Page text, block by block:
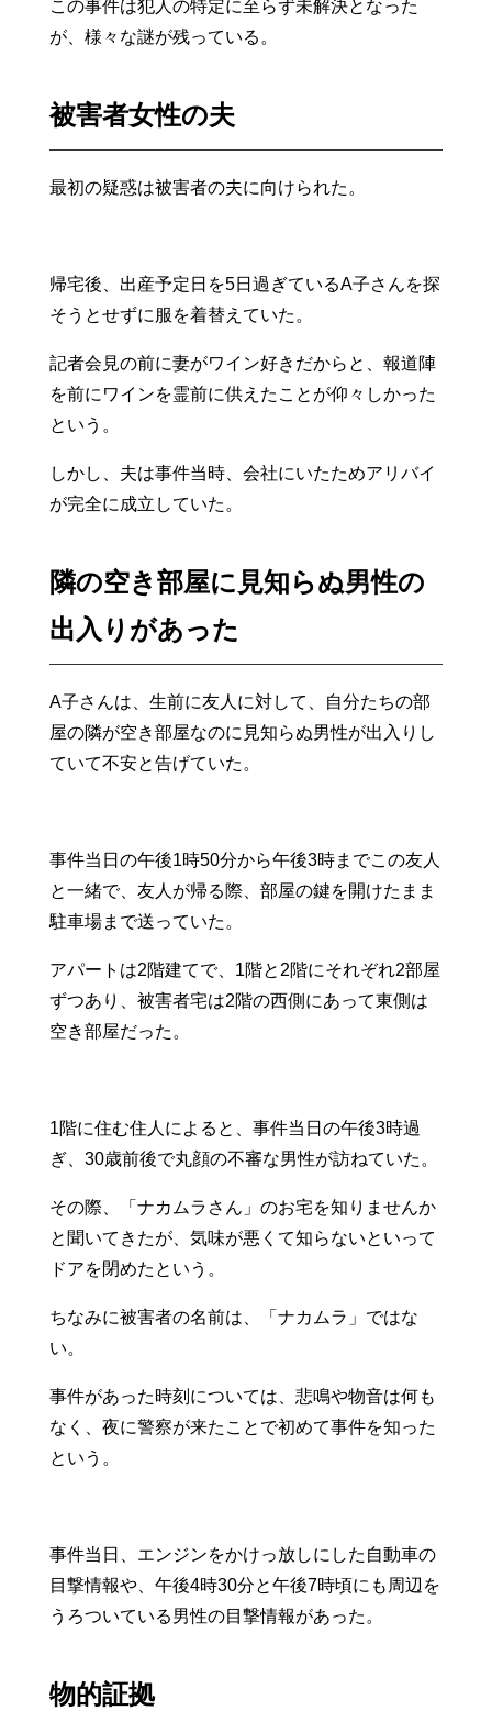
この事件は犯人の特定に至らず未解決となった
が、様々な謎が残っている。
被害者女性の夫
最初の疑惑は被害者の夫に向けられた。
帰宅後、出産予定日を5日過ぎているA子さんを探
そうとせずに服を着替えていた。
記者会見の前に妻がワイン好きだからと、報道陣
を前にワインを霊前に供えたことが仰々しかった
という。
しかし、夫は事件当時、会社にいたためアリバイ
が完全に成立していた。
隣の空き部屋に見知らぬ男性の
出入りがあった
A子さんは、生前に友人に対して、自分たちの部
屋の隣が空き部屋なのに見知らぬ男性が出入りし
ていて不安と告げていた。
事件当日の午後1時50分から午後3時までこの友人
と一緒で、友人が帰る際、部屋の鍵を開けたまま
駐車場まで送っていた。
アパートは2階建てで、1階と2階にそれぞれ2部屋
ずつあり、被害者宅は2階の西側にあって東側は
空き部屋だった。
1階に住む住人によると、事件当日の午後3時過
ぎ、30歳前後で丸顔の不審な男性が訪ねていた。
その際、「ナカムラさん」のお宅を知りませんか
と聞いてきたが、気味が悪くて知らないといって
ドアを閉めたという。
ちなみに被害者の名前は、「ナカムラ」ではな
い。
事件があった時刻については、悲鳴や物音は何も
なく、夜に警察が来たことで初めて事件を知った
という。
事件当日、エンジンをかけっ放しにした自動車の
目撃情報や、午後4時30分と午後7時頃にも周辺を
うろついている男性の目撃情報があった。
物的証拠